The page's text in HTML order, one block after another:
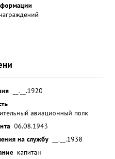
__.__.1920
авиационный полк
06.08.1943
на службу
__.__.1938
капитан